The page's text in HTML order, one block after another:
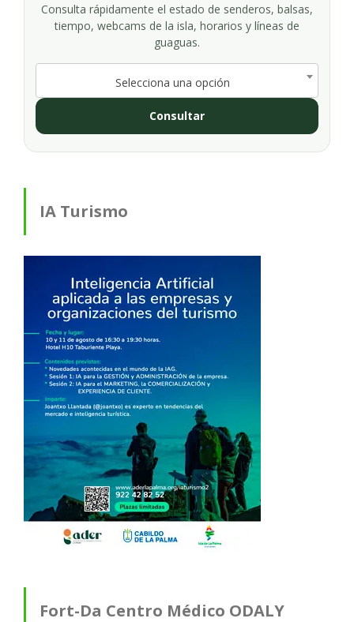
Consulta rápidamente el estado de senderos, balsas,
tiempo, webcams de la isla, horarios y líneas de
guaguas.
Selecciona una opción
Consultar
IA Turismo
Fort-Da Centro Médico ODALY